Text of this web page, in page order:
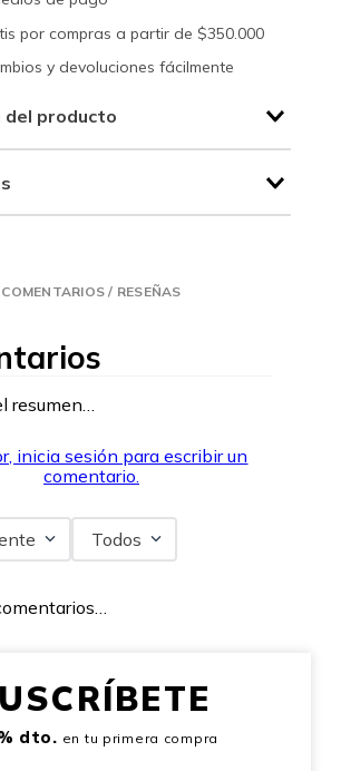
por compras a partir de $350.000
y devoluciones fácilmente
del producto
COMENTARIOS / RESEÑAS
resumen…
inicia sesión para escribir un
comentario.
Todos
dto. en tu primera compra